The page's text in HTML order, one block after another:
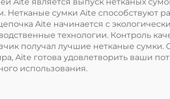
прохладу и лед
сумки Aite способствуют
Aite начинается с
технологии. Контроль
получал лучшие нетканые
Aite готова удовлетворить ваши
использования.